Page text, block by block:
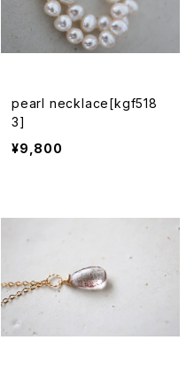
pearl necklace[kgf518
3]
¥9,800